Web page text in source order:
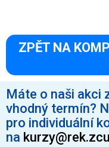
ZPĚT NA
Máte o naši akci
vhodný termín?
pro individuální
na